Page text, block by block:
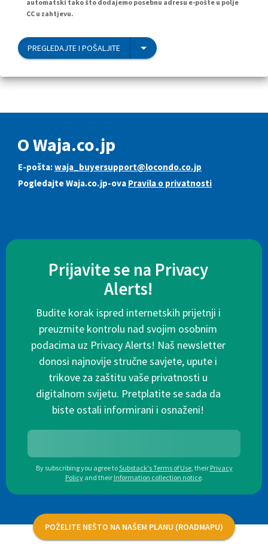
automatski tako što dodajemo posebnu adresu e-pošte u polje
CC u zahtjevu.
PREGLEDAJTE I POŠALJITE
O Waja.co.jp
E-pošta:waja_buyersupport@locondo.co.jp
Pogledajte Waja.co.jp-ova Pravila o privatnosti
Prijavite se na Privacy
Alerts!
Budite korak ispred internetskih prijetnji i
preuzmite kontrolu nad svojim osobnim
podacima uz Privacy Alerts! Naš newsletter
donosi najnovije stručne savjete, upute i
trikove za zaštitu vaše privatnosti u
digitalnom svijetu. Pretplatite se sada da
biste ostali informirani i osnaženi!
By subscribing you agree toSubstack's Terms of Use, their Privacy
Policy and their Information collection notice.
POŽELITE NEŠTO NA NAŠEM PLANU (ROADMAPU)